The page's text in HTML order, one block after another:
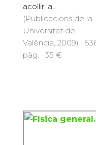
acollir la...
(Publicacions de la
Universitat de
València, 2009) ·
pàg. · 35 €